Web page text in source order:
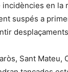
en la
suspés a
Sant Mateu,